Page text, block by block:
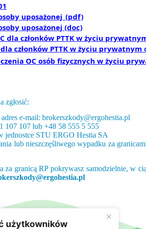
użytkowników
1
uposażonej_(pdf)
uposażonej (doc)
dla członków PTTK w życiu
członków PTTK w życiu prywatnym
OC osób fizycznych w życiu
zgłosić:
e-mail: brokerszkody@ergohestia.pl
107 107 lub +48 58 555 5 555
jednostce STU ERGO Hestia SA
lub nieszczęśliwego wypadku za
granicą RP pokrywasz samodzielnie, w